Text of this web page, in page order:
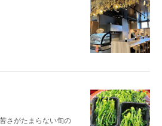
さがたまらない旬の